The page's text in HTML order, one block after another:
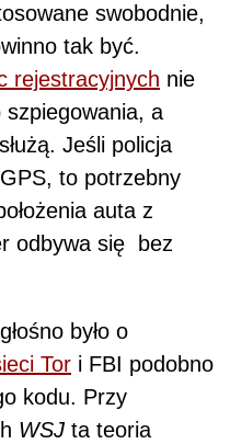
swobodnie,
tak być.
rejestracyjnych nie
a
Jeśli policja
to potrzebny
auta z
odbywa się bez
było o
Tor i FBI podobno
kodu. Przy
WSJ ta teoria